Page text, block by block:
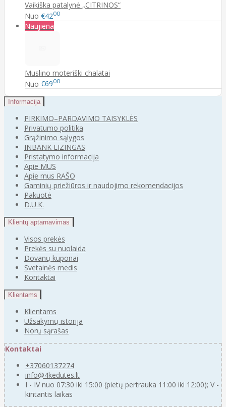
Vaikiška patalynė „CITRINOS“
Nuo €4200
Naujiena
Muslino moteriški chalatai
Nuo €6900
Informacija
PIRKIMO–PARDAVIMO TAISYKLĖS
Privatumo politika
Grąžinimo sąlygos
INBANK LIZINGAS
Pristatymo informacija
Apie MUS
Apie mus RAŠO
Gaminių priežiūros ir naudojimo rekomendacijos
Pakuotė
D.U.K.
Klientų aptarnavimas
Visos prekės
Prekės su nuolaida
Dovanų kuponai
Svetainės medis
Kontaktai
Klientams
Klientams
Užsakymų istorija
Norų sąrašas
Kontaktai
+37060137274
info@4kedutes.lt
I - IV nuo 07:30 iki 15:00 (pietų pertrauka 11:00 iki 12:00); V -
kintantis laikas